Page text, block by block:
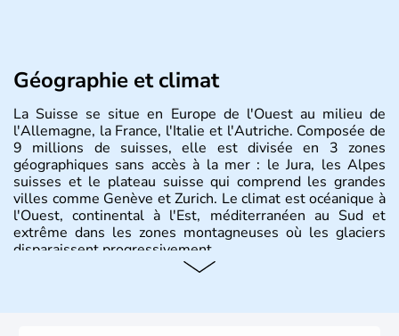
Géographie et climat
La Suisse se situe en Europe de l'Ouest au milieu de
l'Allemagne, la France, l'Italie et l'Autriche. Composée de
9 millions de suisses, elle est divisée en 3 zones
géographiques sans accès à la mer : le Jura, les Alpes
suisses et le plateau suisse qui comprend les grandes
villes comme Genève et Zurich. Le climat est océanique à
l'Ouest, continental à l'Est, méditerranéen au Sud et
extrême dans les zones montagneuses où les glaciers
disparaissent progressivement.